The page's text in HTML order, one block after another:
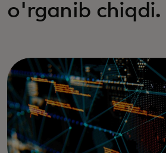
o'rganib chiqdi.